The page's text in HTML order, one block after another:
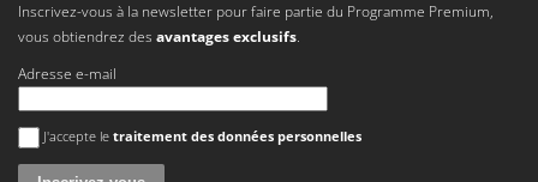
Novatec
Novital
NuAir
NuovaFac
Inscrivez-vous à la newsletter pour faire partie du Programme Premium,
vous obtiendrez des avantages exclusifs.
Adresse e-mail
Une erreur est survenue
J'accepte le traitement des données personnelles